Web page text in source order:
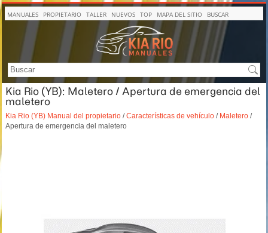
MANUALES PROPIETARIO TALLER NUEVOS TOP MAPA DEL SITIO BUSCAR
Kia Rio (YB): Maletero / Apertura de emergencia del
maletero
Kia Rio (YB) Manual del propietario /Características de vehículo / Maletero /
Apertura de emergencia del maletero